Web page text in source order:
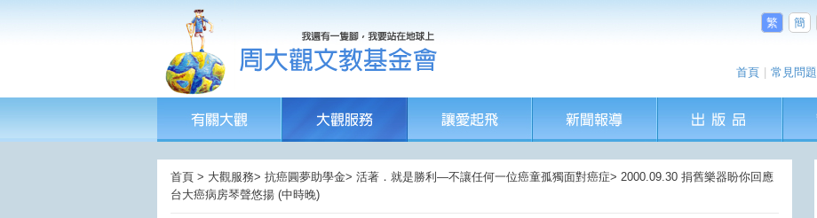
繁 簡
首頁 常見問題
首頁 > 大觀服務> 抗癌圓夢助學金> 活著．就是勝利—不讓任何一位癌童孤獨面對癌症> 2000.09.30 捐舊樂器盼你回應
台大癌病房琴聲悠揚 (中時晚)